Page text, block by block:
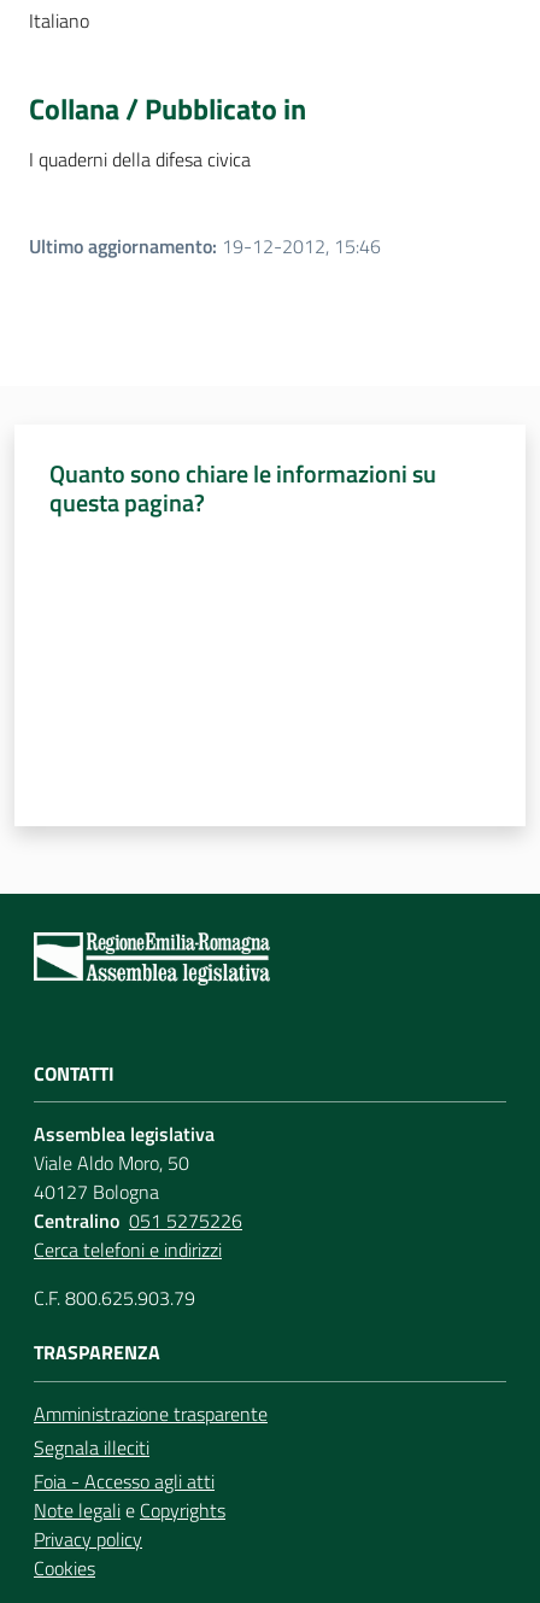
Italiano
Collana / Pubblicato in
I quaderni della difesa civica
Ultimo aggiornamento: 19-12-2012, 15:46
Quanto sono chiare le informazioni su
questa pagina?
CONTATTI
Assemblea legislativa
Viale Aldo Moro, 50
40127 Bologna
Centralino 051 5275226
Cerca telefoni e indirizzi
C.F. 800.625.903.79
TRASPARENZA
Amministrazione trasparente
Segnala illeciti
Foia - Accesso agli atti
Note legalie Copyrights
Privacy policy
Cookies